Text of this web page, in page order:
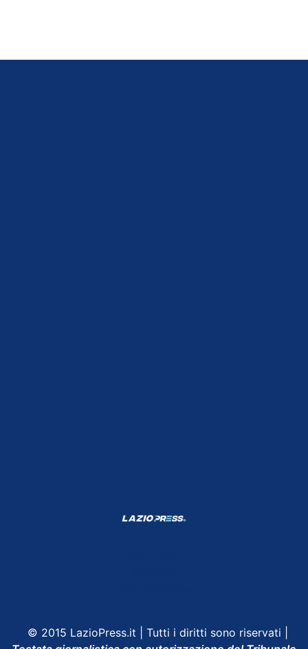
© 2015 LazioPress.it | Tutti i diritti sono riservati |